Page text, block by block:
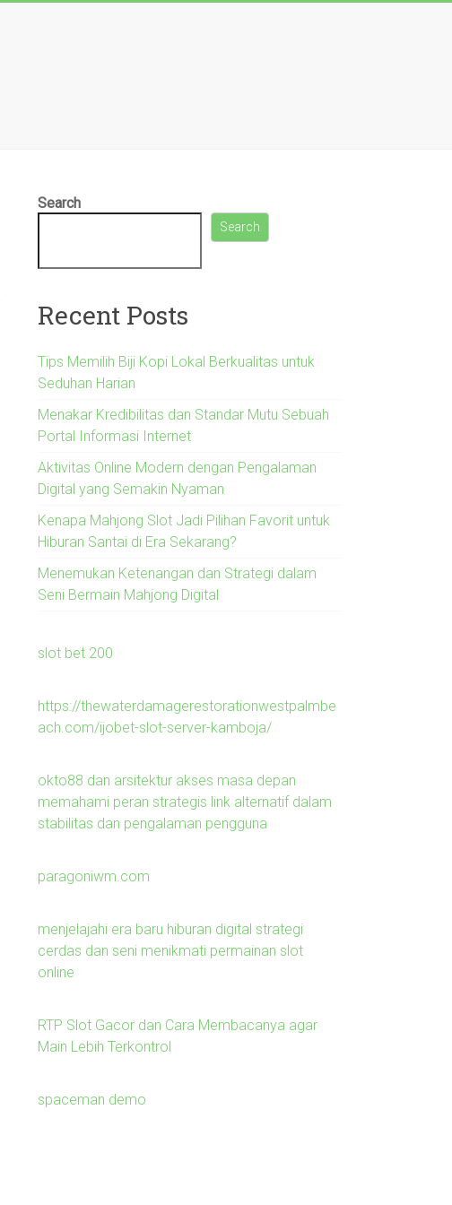
Search
Search
Recent Posts
Tips Memilih Biji Kopi Lokal Berkualitas untuk
Seduhan Harian
Menakar Kredibilitas dan Standar Mutu Sebuah
Portal Informasi Internet
Aktivitas Online Modern dengan Pengalaman
Digital yang Semakin Nyaman
Kenapa Mahjong Slot Jadi Pilihan Favorit untuk
Hiburan Santai di Era Sekarang?
Menemukan Ketenangan dan Strategi dalam
Seni Bermain Mahjong Digital
slot bet 200
https://thewaterdamagerestorationwestpalmbe
ach.com/ijobet-slot-server-kamboja/
okto88 dan arsitektur akses masa depan
memahami peran strategis link alternatif dalam
stabilitas dan pengalaman pengguna
paragoniwm.com
menjelajahi era baru hiburan digital strategi
cerdas dan seni menikmati permainan slot
online
RTP Slot Gacor dan Cara Membacanya agar
Main Lebih Terkontrol
spaceman demo